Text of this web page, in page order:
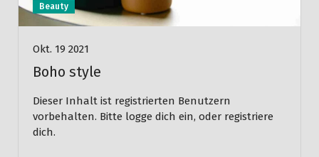
Beauty
Okt. 19 2021
Boho style
Dieser Inhalt ist registrierten Benutzern
vorbehalten. Bitte logge dich ein, oder registriere
dich.